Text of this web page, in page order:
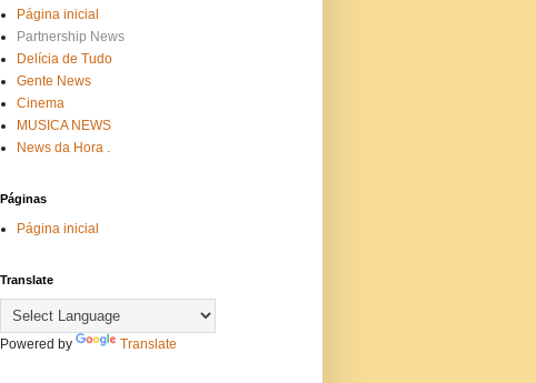
Página inicial
Partnership News
Delícia de Tudo
Gente News
Cinema
MUSICA NEWS
News da Hora .
Páginas
Página inicial
Translate
Powered by Translate